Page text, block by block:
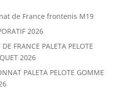
de France frontenis M19
2026
FRANCE PALETA PELOTE
2026
PALETA PELOTE GOMME